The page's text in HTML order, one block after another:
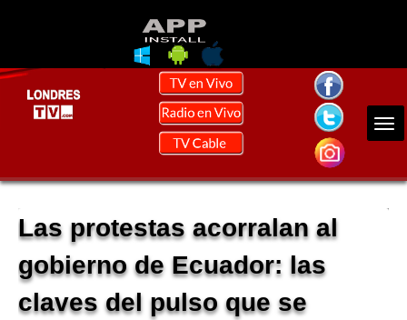
Las protestas acorralan al
gobierno de Ecuador: las
claves del pulso que se